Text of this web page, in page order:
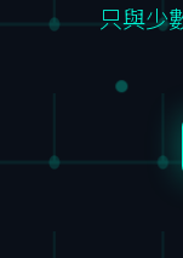
只與少